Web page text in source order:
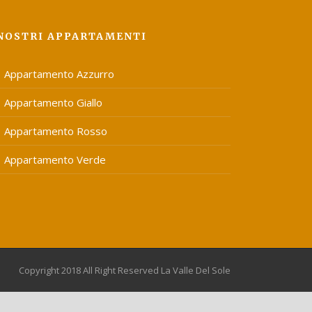
APPARTAMENTI
Appartamento Azzurro
Appartamento Giallo
Appartamento Rosso
Appartamento Verde
Copyright 2018 All Right Reserved La Valle Del Sole